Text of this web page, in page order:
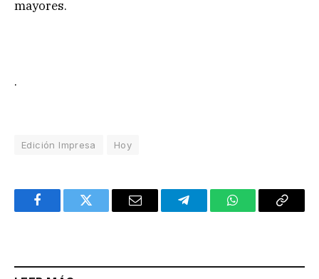
mayores.
.
Edición Impresa Hoy
FacebookTwitter Email TelegramWhatsAppCopy